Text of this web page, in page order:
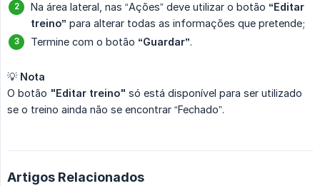
Na área lateral, nas “Ações” deve utilizar o botão “Editar
treino” para alterar todas as informações que pretende;
Termine com o botão “Guardar”.
💡 Nota
O botão "Editar treino" só está disponível para ser utilizado
se o treino ainda não se encontrar “Fechado”.
Artigos Relacionados